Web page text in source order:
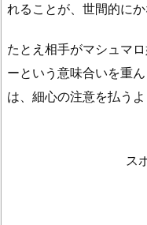
れることが、世間的に
たとえ相手がマシュマ
ーという意味合いを重
は、細心の注意を払う
ス